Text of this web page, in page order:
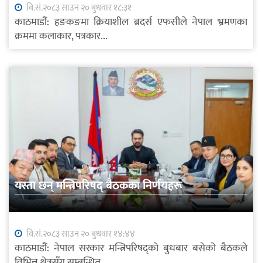
वि.सं.२०८३ साउन २० बुधवार १८:३१
काठमाडौं: हङकङमा क्रियाशील ब्रदर्स एफसीले नेपाल भ्रमणका
क्रममा कलाकार, पत्रकार...
यस्ता छन् मन्त्रिपरिषद् बैठकका निर्णयहरू
वि.सं.२०८३ साउन २० बुधवार १४:४४
काठमाडौं: नेपाल सरकार मन्त्रिपरिषद्को बुधबार बसेको बैठकले